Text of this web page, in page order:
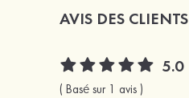
AVIS DES CLIENTS
5.0
( Basé sur 1 avis )